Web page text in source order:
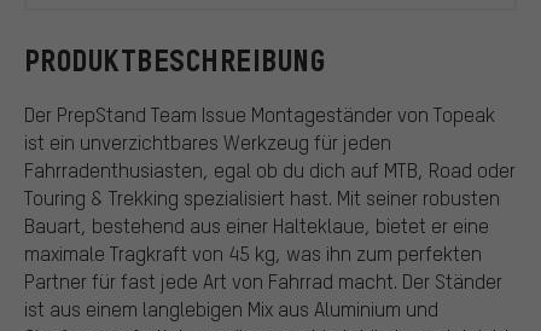
PRODUKTBESCHREIBUNG
Der PrepStand Team Issue Montageständer von Topeak
ist ein unverzichtbares Werkzeug für jeden
Fahrradenthusiasten, egal ob du dich auf MTB, Road oder
Touring & Trekking spezialisiert hast. Mit seiner robusten
Bauart, bestehend aus einer Halteklaue, bietet er eine
maximale Tragkraft von 45 kg, was ihn zum perfekten
Partner für fast jede Art von Fahrrad macht. Der Ständer
ist aus einem langlebigen Mix aus Aluminium und